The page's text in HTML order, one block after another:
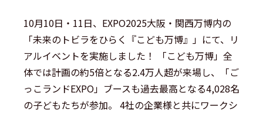
10月10日・11日、EXPO2025大阪・関西万博内の
「未来のトビラをひらく『こども万博』」にて、リ
アルイベントを実施しました！ 「こども万博」全
体では計画の約5倍となる2.4万人超が来場し、「ご
っこランドEXPO」ブースも過去最高となる4,028名
の子どもたちが参加。 4社の企業様と共にワークシ